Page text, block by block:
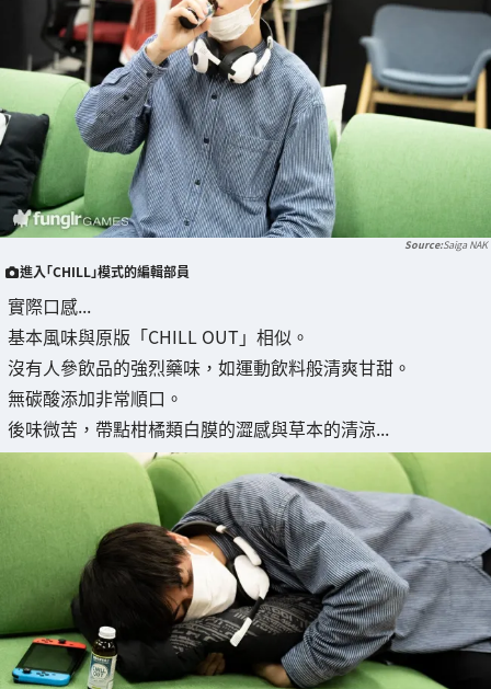
Saiga NAK
進入「CHILL」模式的編輯部員
實際口感...
基本風味與原版「CHILL OUT」相似。
沒有人參飲品的強烈藥味，如運動飲料般清爽甘甜。
無碳酸添加非常順口。
後味微苦，帶點柑橘類白膜的澀感與草本的清涼...